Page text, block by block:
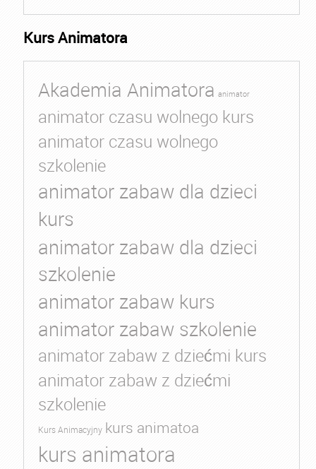
Kurs Animatora
Akademia Animatora animator
animator czasu wolnego kurs
animator czasu wolnego
szkolenie
animator zabaw dla dzieci
kurs
animator zabaw dla dzieci
szkolenie
animator zabaw kurs
animator zabaw szkolenie
animator zabaw z dziećmi kurs
animator zabaw z dziećmi
szkolenie
Kurs Animacyjny kurs animatoa
kurs animatora